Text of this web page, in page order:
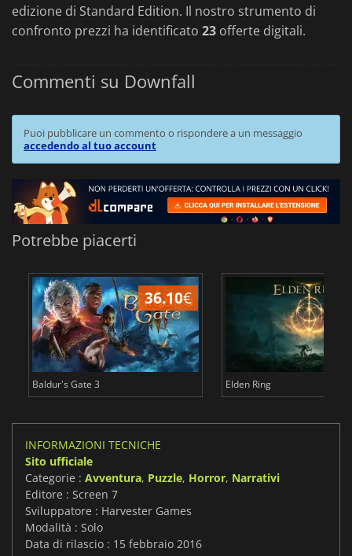
edizione di Standard Edition. Il nostro strumento di
confronto prezzi ha identificato 23 offerte digitali.
Commenti su Downfall
Puoi pubblicare un commento o rispondere a un messaggio
accedendo al tuo account
Potrebbe piacerti
36.10€
Baldur's Gate 3 Elden Ring
INFORMAZIONI TECNICHE
Sito ufficiale
Categorie : Avventura, Puzzle, Horror, Narrativi
Editore : Screen 7
Sviluppatore : Harvester Games
Modalità : Solo
Data di rilascio : 15 febbraio 2016